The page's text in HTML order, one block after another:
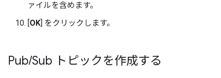
ァイルを含めます。
OK ] をクリックします。
Pub/Sub トピックを作成する